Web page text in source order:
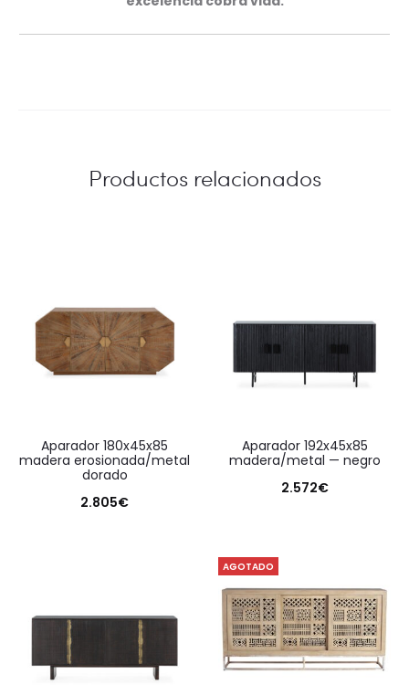
Productos relacionados
aparador 180x45x85
madera erosionada/metal
dorado
2.805€
aparador 192x45x85
madera/metal — negro
2.572€
AGOTADO